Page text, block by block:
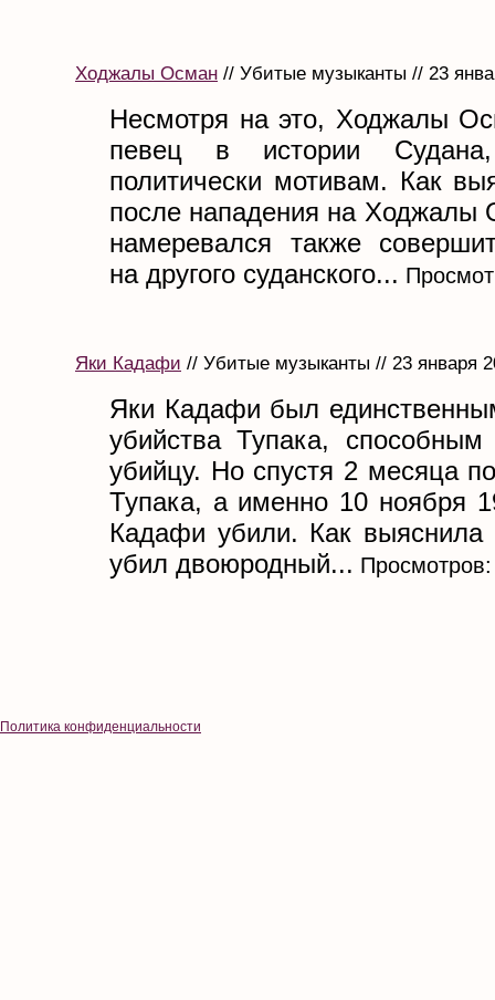
Ходжалы Осман // Убитые музыканты // 23
Несмотря на это, Ходжалы
певец в истории
политически мотивам. Как
после нападения на Ходжалы
намеревался также
на другого суданского...
Яки Кадафи // Убитые музыканты // 23 января
Яки Кадафи был
убийства Тупака, способным
убийцу. Но спустя 2 месяца
Тупака, а именно 10 ноября
Кадафи убили. Как выяснила
убил двоюродный...
Политика конфиденциальности